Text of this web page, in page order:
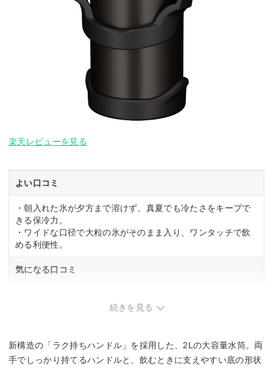
楽天レビューを見る
よい口コミ
・朝入れた氷が夕方まで溶けず、真夏でも冷たさをキープで
きる保冷力。
・ワイドな口径で大粒の氷がそのまま入り、ワンタッチで飲
める利便性。
気になる口コミ
・ぶつけた部分の塗装が剥げやすく、見た目の劣化が進みや
続きを見る
新構造の「ラク持ちハンドル」を採用した、2Lの大容量水筒。両
手でしっかり持てるハンドルと、飲むときに支えやすい底の形状